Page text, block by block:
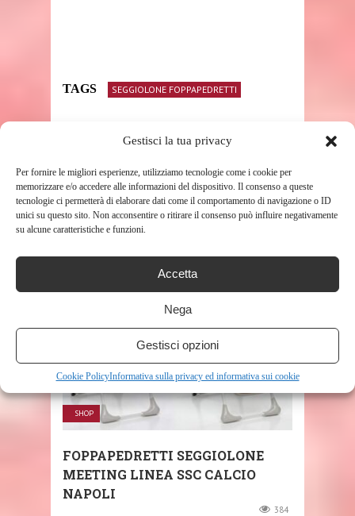
Gestisci la tua privacy
Per fornire le migliori esperienze, utilizziamo tecnologie come i cookie per
memorizzare e/o accedere alle informazioni del dispositivo. Il consenso a queste
tecnologie ci permetterà di elaborare dati come il comportamento di navigazione o ID
unici su questo sito. Non acconsentire o ritirare il consenso può influire negativamente
su alcune caratteristiche e funzioni.
Accetta
Nega
Gestisci opzioni
Cookie PolicyInformativa sulla privacy ed informativa sui cookie
TAGS SEGGIOLONE FOPPAPEDRETTI
RELATED POSTS
SHOP
FOPPAPEDRETTI SEGGIOLONE
MEETING LINEA SSC CALCIO
NAPOLI
384